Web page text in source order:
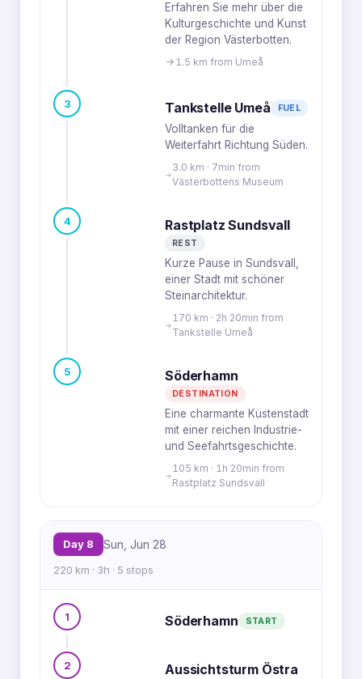
Erfahren Sie mehr über die
Kulturgeschichte und Kunst
der Region Västerbotten.
1.5 km from Umeå
3 Tankstelle Umeå FUEL
Volltanken für die
Weiterfahrt Richtung Süden.
3.0 km · 7min from
Västerbottens Museum
4 Rastplatz Sundsvall
REST
Kurze Pause in Sundsvall,
einer Stadt mit schöner
Steinarchitektur.
170 km · 2h 20min from
Tankstelle Umeå
5 Söderhamn
DESTINATION
Eine charmante Küstenstadt
mit einer reichen Industrie-
und Seefahrtsgeschichte.
105 km · 1h 20min from
Rastplatz Sundsvall
Day 8 Sun, Jun 28
220 km · 3h · 5 stops
1 Söderhamn START
2
Aussichtsturm Östra